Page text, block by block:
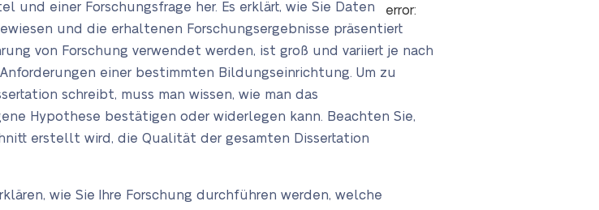
error:
und einer Forschungsfrage her. Es erklärt, wie Sie Daten
und die erhaltenen Forschungsergebnisse präsentiert
von Forschung verwendet werden, ist groß und variiert je nach
einer bestimmten Bildungseinrichtung. Um zu
schreibt, muss man wissen, wie man das
Hypothese bestätigen oder widerlegen kann. Beachten Sie,
erstellt wird, die Qualität der gesamten Dissertation
wie Sie Ihre Forschung durchführen werden, welche